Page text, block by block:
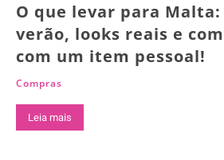
O que levar para
verão, looks reais e
com um item pessoal!
Compras
Leia mais